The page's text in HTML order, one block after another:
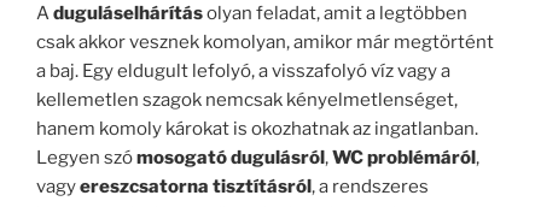
Aduguláselhárításolyan feladat, amit a legtöbben
csak akkor vesznek komolyan, amikor már megtörtént
a baj. Egy eldugult lefolyó, a visszafolyó víz vagy a
kellemetlen szagok nemcsak kényelmetlenséget,
hanem komoly károkat is okozhatnak az ingatlanban.
Legyen szómosogató dugulásról,WC problémáról,
vagyereszcsatorna tisztításról, a rendszeres